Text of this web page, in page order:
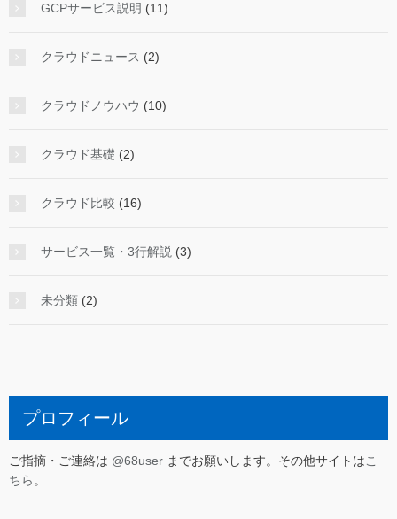
GCPサービス説明 (11)
クラウドニュース (2)
クラウドノウハウ (10)
クラウド基礎 (2)
クラウド比較 (16)
サービス一覧・3行解説 (3)
未分類 (2)
プロフィール
ご指摘・ご連絡は @68user までお願いします。その他サイトはこ
ちら。